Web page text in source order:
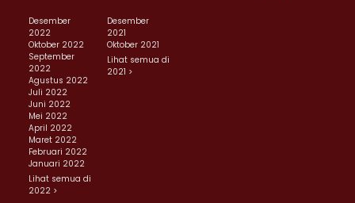
Desember
2022
Oktober 2022
September
2022
Agustus 2022
Juli 2022
Juni 2022
Mei 2022
April 2022
Maret 2022
Februari 2022
Januari 2022
Lihat semua di
2022 >
Desember
2021
Oktober 2021
Lihat semua di
2021 >